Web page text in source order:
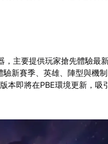
主要提供玩家搶先體驗最
新賽季、英雄、陣型與機
本即將在PBE環境更新，吸